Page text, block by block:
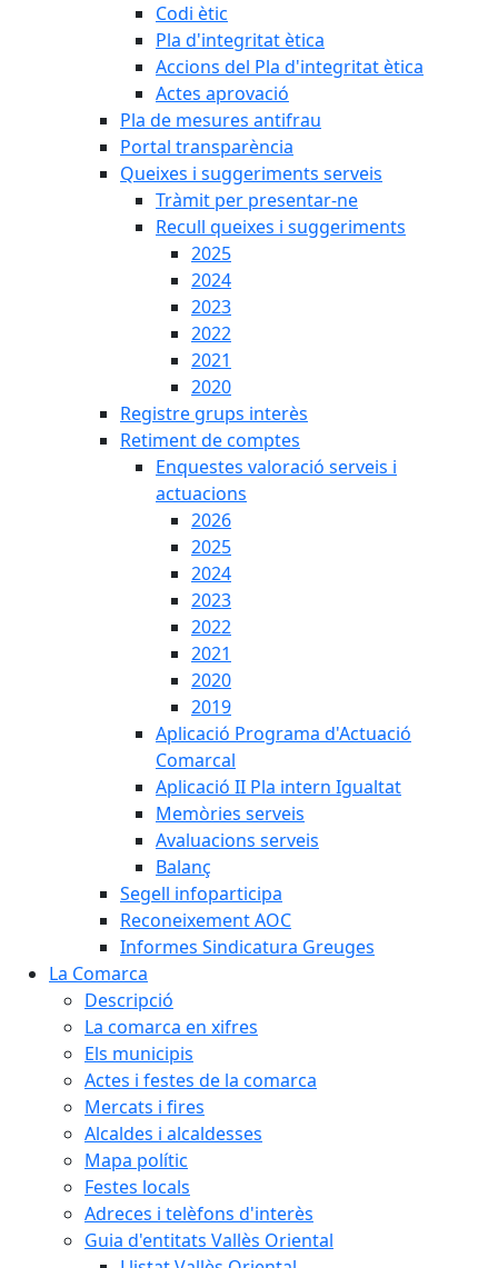
Codi ètic
Pla d'integritat ètica
Accions del Pla d'integritat ètica
Actes aprovació
Pla de mesures antifrau
Portal transparència
Queixes i suggeriments serveis
Tràmit per presentar-ne
Recull queixes i suggeriments
2025
2024
2023
2022
2021
2020
Registre grups interès
Retiment de comptes
Enquestes valoració serveis i
actuacions
2026
2025
2024
2023
2022
2021
2020
2019
Aplicació Programa d'Actuació
Comarcal
Aplicació II Pla intern Igualtat
Memòries serveis
Avaluacions serveis
Balanç
Segell infoparticipa
Reconeixement AOC
Informes Sindicatura Greuges
La Comarca
Descripció
La comarca en xifres
Els municipis
Actes i festes de la comarca
Mercats i fires
Alcaldes i alcaldesses
Mapa polític
Festes locals
Adreces i telèfons d'interès
Guia d'entitats Vallès Oriental